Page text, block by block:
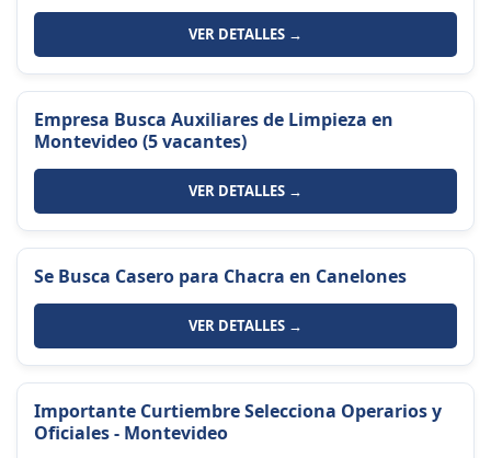
VER DETALLES →
Empresa Busca Auxiliares de Limpieza en
Montevideo (5 vacantes)
VER DETALLES →
Se Busca Casero para Chacra en Canelones
VER DETALLES →
Importante Curtiembre Selecciona Operarios y
Oficiales - Montevideo